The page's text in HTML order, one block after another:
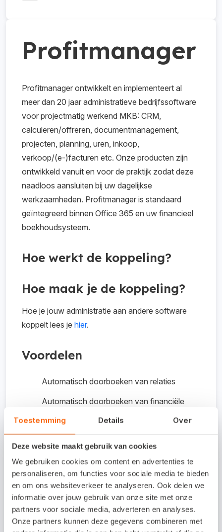
Toestemming Details Over
Deze website maakt gebruik van cookies
We gebruiken cookies om content en advertenties te
personaliseren, om functies voor sociale media te bieden
en om ons websiteverkeer te analyseren. Ook delen we
informatie over jouw gebruik van onze site met onze
partners voor sociale media, adverteren en analyses.
Onze partners kunnen deze gegevens combineren met
Profitmanager
Profitmanager ontwikkelt en implementeert al
meer dan 20 jaar administratieve bedrijfssoftware
voor projectmatig werkend MKB: CRM,
calculeren/offreren, documentmanagement,
projecten, planning, uren, inkoop,
verkoop/(e-)facturen etc. Onze producten zijn
ontwikkeld vanuit en voor de praktijk zodat deze
naadloos aansluiten bij uw dagelijkse
werkzaamheden. Profitmanager is standaard
geïntegreerd binnen Office 365 en uw financieel
boekhoudsysteem.
Hoe werkt de koppeling?
Hoe maak je de koppeling?
Hoe je jouw administratie aan andere software
koppelt lees je hier.
Voordelen
Automatisch doorboeken van relaties
Automatisch doorboeken van financiële
boekingen
Direct gesynchroniseerd met Snelstart
Kosten koppeling /
proefperiode
Gratis koppeling voor klanten van Profitmanager.